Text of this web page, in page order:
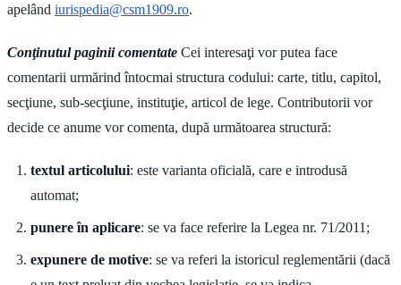
apelând iurispedia@csm1909.ro.
Conţinutul paginii comentate Cei interesaţi vor putea face
comentarii urmărind întocmai structura codului: carte, titlu, capitol,
secţiune, sub-secţiune, instituţie, articol de lege. Contributorii vor
decide ce anume vor comenta, după următoarea structură:
textul articolului: este varianta oficială, care e introdusă
automat;
punere în aplicare: se va face referire la Legea nr. 71/2011;
expunere de motive: se va referi la istoricul reglementării (dacă